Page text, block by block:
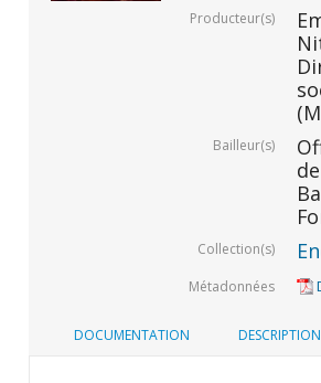
Producteur(s)
Bailleur(s)
Collection(s)
Métadonnées
DOCUMENTATION